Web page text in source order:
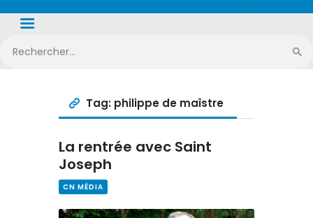
Nos activités
Contact
Tag: philippe de maîstre
La rentrée avec Saint
Joseph
CN MÉDIA